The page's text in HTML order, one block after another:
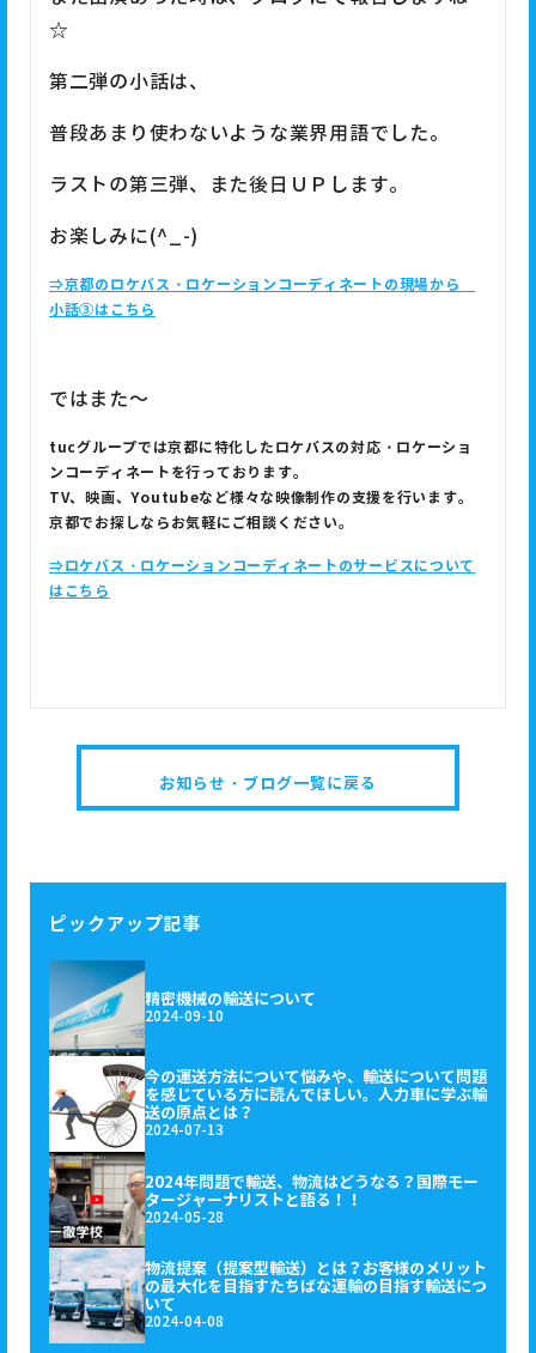
ピックアップ記事
精密機械の輸送について
2024-09-10
今の運送方法について悩みや、輸送について問題
を感じている方に読んでほしい。人力車に学ぶ輸
送の原点とは？
2024-07-13
2024年問題で輸送、物流はどうなる？国際モー
タージャーナリストと語る！！
2024-05-28
物流提案（提案型輸送）とは？お客様のメリット
の最大化を目指すたちばな運輸の目指す輸送につ
いて
2024-04-08
☆
第二弾の小話は、
普段あまり使わないような業界用語でした。
ラストの第三弾、また後日ＵＰします。
お楽しみに(^_-)
⇒京都のロケバス・ロケーションコーディネートの現場から
小話③はこちら
ではまた～
tucグループでは京都に特化したロケバスの対応・ロケーショ
ンコーディネートを行っております。
TV、映画、Youtubeなど様々な映像制作の支援を行います。
京都でお探しならお気軽にご相談ください。
⇒ロケバス・ロケーションコーディネートのサービスについて
はこちら
お知らせ・ブログ一覧に戻る